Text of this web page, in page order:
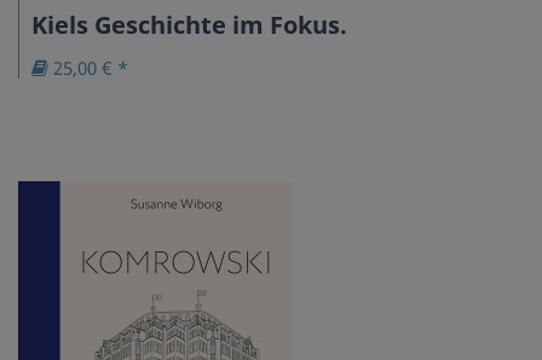
Kiels Geschichte im Fokus.
25,00 € *